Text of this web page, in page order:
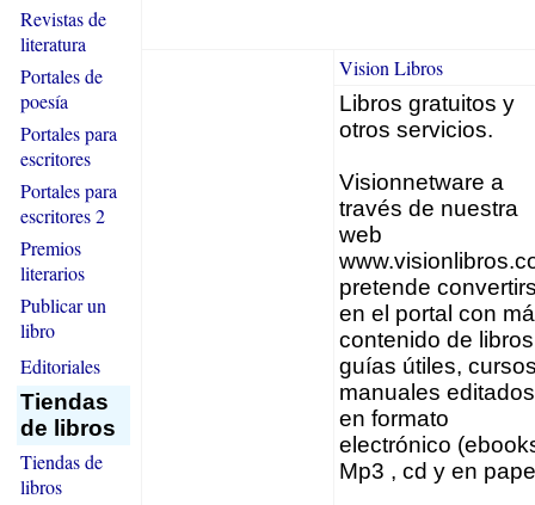
Revistas de
literatura
Portales de
poesía
Portales para
escritores
Portales para
escritores 2
Premios
literarios
Publicar un
libro
Editoriales
Tiendas
de libros
Tiendas de
libros
Vision Libros
Libros gratuitos y
otros servicios.
Visionnetware a
través de nuestra
web
pretende
en el portal con
contenido de
guías útiles,
manuales editados
en formato
electrónico
Mp3 , cd y en